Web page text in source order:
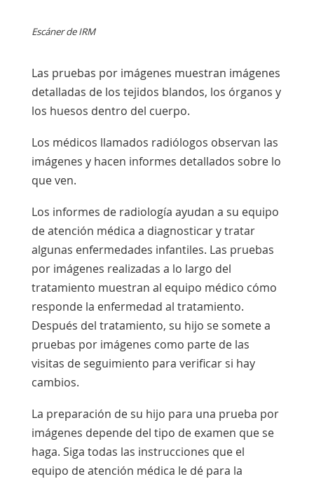
Escáner de IRM
Las pruebas por imágenes muestran imágenes
detalladas de los tejidos blandos, los órganos y
los huesos dentro del cuerpo.
Los médicos llamados radiólogos observan las
imágenes y hacen informes detallados sobre lo
que ven.
Los informes de radiología ayudan a su equipo
de atención médica a diagnosticar y tratar
algunas enfermedades infantiles. Las pruebas
por imágenes realizadas a lo largo del
tratamiento muestran al equipo médico cómo
responde la enfermedad al tratamiento.
Después del tratamiento, su hijo se somete a
pruebas por imágenes como parte de las
visitas de seguimiento para verificar si hay
cambios.
La preparación de su hijo para una prueba por
imágenes depende del tipo de examen que se
haga. Siga todas las instrucciones que el
equipo de atención médica le dé para la